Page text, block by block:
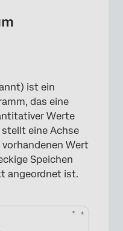
ist ein
das eine
Werte
eine Achse
Wert
Speichen
angeordnet ist.